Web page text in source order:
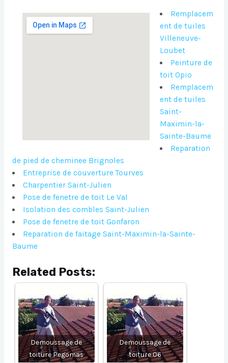
Remplacem
ent de tuiles
Villeneuve-
Loubet
Peinture de
toit Opio
Remplacem
ent de tuiles
Saint-
Maximin-la-
Sainte-Baume
Reparation
de pied de cheminee Brignoles
Entreprise de couverture Tourves
Charpentier Saint-Julien
Pose de fenetre de toit Le Val
Isolation des combles Saint-Julien
Pose de fenetre de toit Gonfaron
Reparation de faitage Saint-Maximin-la-Sainte-
Baume
Related Posts:
Demoussage de
toiture Pegomas
Demoussage de
toiture 06